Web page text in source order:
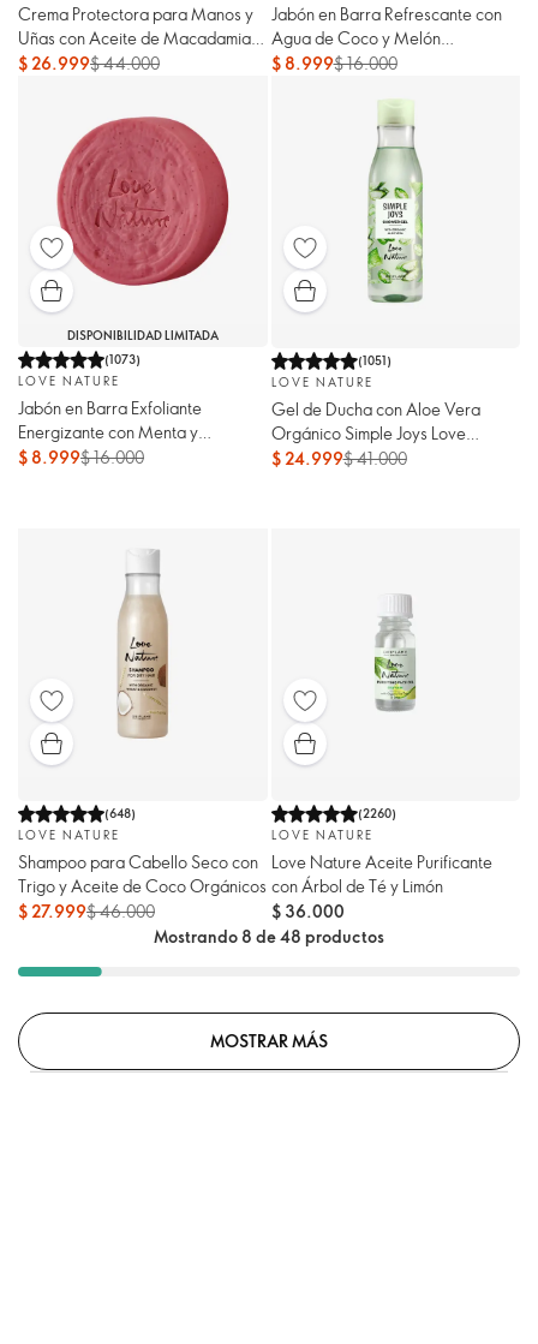
Crema Protectora para Manos y
Uñas con Aceite de Macadamia
Orgánico
$ 26.999$ 44.000
Jabón en Barra Refrescante con
Agua de Coco y Melón
Orgánicos Love Nature
$ 8.999$ 16.000
DISPONIBILIDAD LIMITADA
(1073)
LOVE NATURE
Jabón en Barra Exfoliante
Energizante con Menta y
Frambuesa Orgánicas Love
$ 8.999$ 16.000
(1051)
LOVE NATURE
Gel de Ducha con Aloe Vera
Orgánico Simple Joys Love
Nature
$ 24.999$ 41.000
(648)
LOVE NATURE
Shampoo para Cabello Seco con
Trigo y Aceite de Coco Orgánicos
$ 27.999$ 46.000
(2260)
LOVE NATURE
Love Nature Aceite Purificante
con Árbol de Té y Limón
$ 36.000
Mostrando 8 de 48 productos
MOSTRAR MÁS